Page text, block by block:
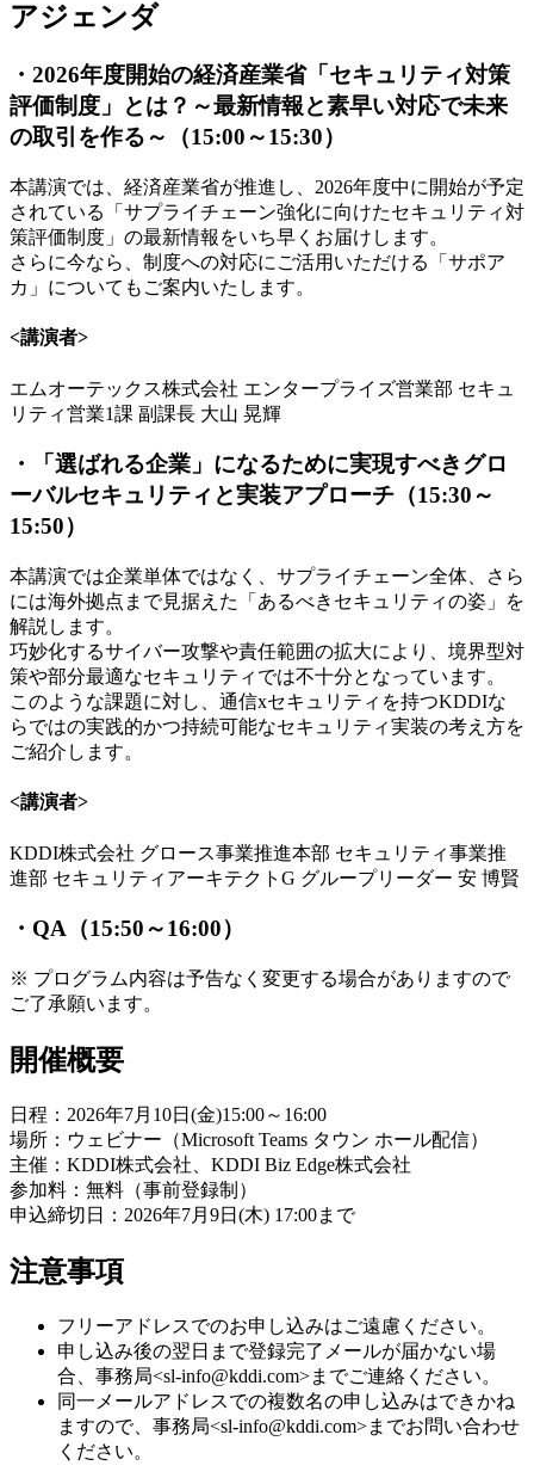
アジェンダ
・2026年度開始の経済産業省「セキュリティ対策
評価制度」とは？～最新情報と素早い対応で未来
の取引を作る～（15:00～15:30）
本講演では、経済産業省が推進し、2026年度中に開始が予定
されている「サプライチェーン強化に向けたセキュリティ対
策評価制度」の最新情報をいち早くお届けします。
さらに今なら、制度への対応にご活用いただける「サポア
カ」についてもご案内いたします。
<講演者>
エムオーテックス株式会社 エンタープライズ営業部 セキュ
リティ営業1課 副課長 大山 晃輝
・「選ばれる企業」になるために実現すべきグロ
ーバルセキュリティと実装アプローチ（15:30～
15:50）
本講演では企業単体ではなく、サプライチェーン全体、さら
には海外拠点まで見据えた「あるべきセキュリティの姿」を
解説します。
巧妙化するサイバー攻撃や責任範囲の拡大により、境界型対
策や部分最適なセキュリティでは不十分となっています。
このような課題に対し、通信xセキュリティを持つKDDIな
らではの実践的かつ持続可能なセキュリティ実装の考え方を
ご紹介します。
<講演者>
KDDI株式会社 グロース事業推進本部 セキュリティ事業推
進部 セキュリティアーキテクトG グループリーダー 安 博賢
・QA（15:50～16:00）
※ プログラム内容は予告なく変更する場合がありますので
ご了承願います。
開催概要
日程：2026年7月10日(金)15:00～16:00
場所：ウェビナー（Microsoft Teams タウン ホール配信）
主催：KDDI株式会社、KDDI Biz Edge株式会社
参加料：無料（事前登録制）
申込締切日：2026年7月9日(木) 17:00まで
注意事項
フリーアドレスでのお申し込みはご遠慮ください。
申し込み後の翌日まで登録完了メールが届かない場
合、事務局<sl-info@kddi.com>までご連絡ください。
同一メールアドレスでの複数名の申し込みはできかね
ますので、事務局<sl-info@kddi.com>までお問い合わせ
ください。